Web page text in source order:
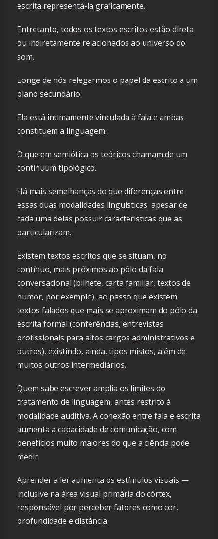
escrita representá-la graficamente.
Entretanto, todos os textos escritos estão direta
ou indiretamente relacionados ao universo do
som.
Longe de nós relegarmos o papel da escrito a um
plano secundário.
Ela está intimamente vinculada à fala e ambas
constituem a linguagem.
O que em semiótica os teóricos chamam de um
continuum tipológico.
Há mais semelhanças do que diferenças entre
essas duas modalidades linguísticas apesar de
cada uma delas possuir características que as
particularizam.
Existem textos escritos que se situam, no
contínuo, mais próximos ao pólo da fala
conversacional (bilhete, carta familiar, textos de
humor, por exemplo), ao passo que existem
textos falados que mais se aproximam do pólo da
escrita formal (conferências, entrevistas
profissionais para altos cargos administrativos e
outros), existindo, ainda, tipos mistos, além de
muitos outros intermediários.
Quem sabe escrever amplia os limites do
tratamento de linguagem, antes restrito à
modalidade auditiva. A conexão entre fala e escrita
aumenta a capacidade de comunicação, com
benefícios muito maiores do que a ciência pode
medir.
Aprender a ler aumenta os estímulos visuais —
inclusive na área visual primária do córtex,
responsável por perceber fatores como cor,
profundidade e distância.